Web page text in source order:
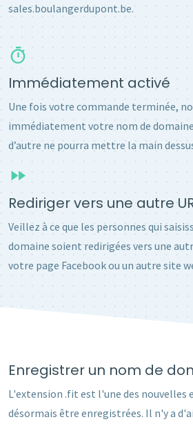
sales.boulangerdupont.be.
Immédiatement activé
Une fois votre commande terminée,
immédiatement votre nom de
d’autre ne pourra mettre la main
Rediriger vers une autre
Veillez à ce que les personnes qui
domaine soient redirigées vers une
votre page Facebook ou un autre site
Enregistrer un nom de
L'extension .fit est l'une des nouvelles
désormais être enregistrées. Il n'y a